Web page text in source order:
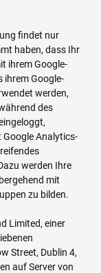
findet nur
haben, dass Ihr
ihrem Google-
Google-
werden,
des
Google Analytics-
werden Ihre
mit
zu bilden.
Limited, einer
Street, Dublin 4,
auf Server von